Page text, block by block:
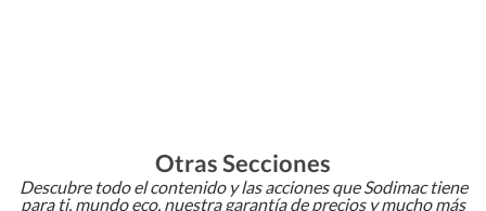
Otras Secciones
Descubre todo el contenido y las acciones que Sodimac tiene
para ti, mundo eco, nuestra garantía de precios y mucho más